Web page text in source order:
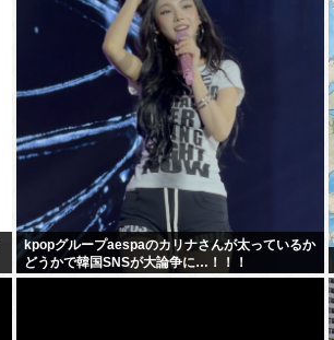
kpopグループaespaのカリナさんが太っているか
どうかで韓国SNSが大論争に…！！！